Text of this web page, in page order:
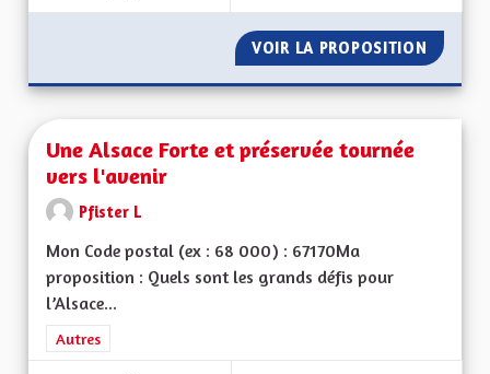
VOIR LA PROPOSITION
Une Alsace Forte et préservée tournée
vers l'avenir
Pfister L
Mon Code postal (ex : 68 000) : 67170Ma
proposition : Quels sont les grands défis pour
l’Alsace...
Filtrer les résultats de la catégorie : Autres
Autres